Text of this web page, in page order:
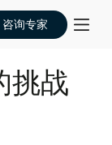
咨询专家
战